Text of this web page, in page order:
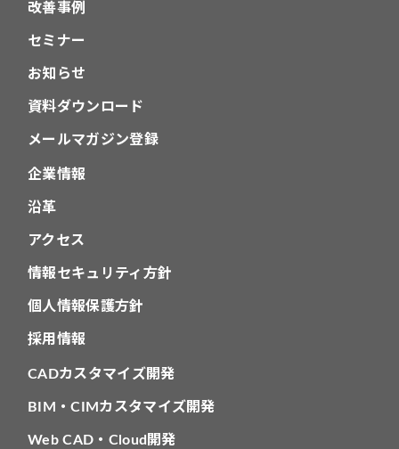
改善事例
セミナー
お知らせ
資料ダウンロード
メールマガジン登録
企業情報
沿革
アクセス
情報セキュリティ方針
個人情報保護方針
採用情報
CADカスタマイズ開発
BIM・CIMカスタマイズ開発
Web CAD・Cloud開発